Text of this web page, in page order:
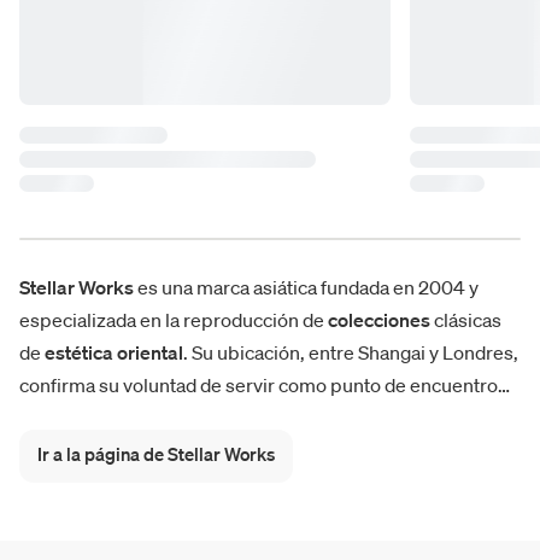
Stellar Workses una marca asiática fundada en 2004 y
especializada en la reproducción de coleccionesclásicas
de estéticaoriental. Su ubicación, entre Shangai y Londres,
confirma su voluntad de servir como punto de encuentro
fuertes de la marca asiática es representado por la
Ir a la página de Stellar Works